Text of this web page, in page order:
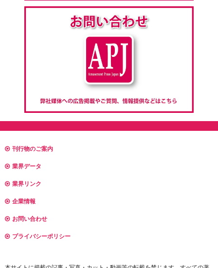
刊行物のご案内
業界データ
業界リンク
企業情報
お問い合わせ
プライバシーポリシー